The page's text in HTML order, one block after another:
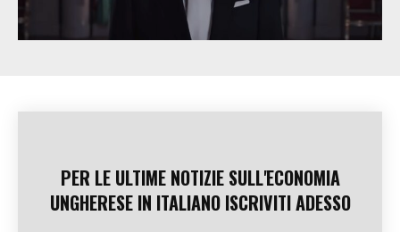
PER LE ULTIME NOTIZIE SULL'ECONOMIA
UNGHERESE IN ITALIANO ISCRIVITI ADESSO